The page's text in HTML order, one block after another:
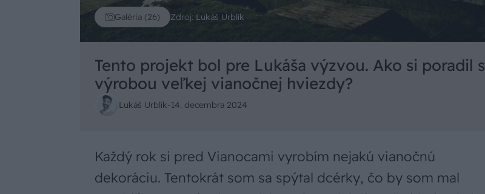
Galéria (26) Zdroj: Lukáš Urblík
Tento projekt bol pre Lukáša výzvou. Ako si poradil s
výrobou veľkej vianočnej hviezdy?
Lukáš Urblík-14. decembra 2024
Každý rok si pred Vianocami vyrobím nejakú vianočnú
dekoráciu. Tentokrát som sa spýtal dcérky, čo by som mal